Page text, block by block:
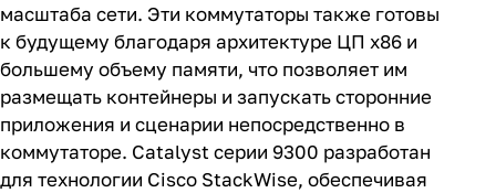
масштаба сети. Эти коммутаторы также готовы
к будущему благодаря архитектуре ЦП x86 и
большему объему памяти, что позволяет им
размещать контейнеры и запускать сторонние
приложения и сценарии непосредственно в
коммутаторе. Catalyst серии 9300 разработан
для технологии Cisco StackWise, обеспечивая